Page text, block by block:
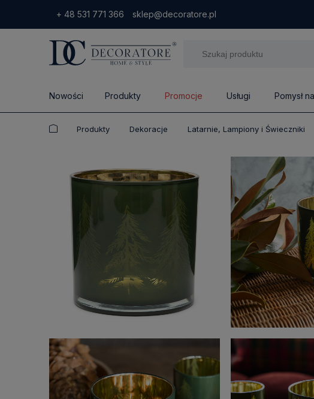
+ 48 531 771 366 sklep@decoratore.pl
Nowości Produkty Promocje Usługi Pomysł
Produkty Dekoracje Latarnie, Lampiony i Świeczniki